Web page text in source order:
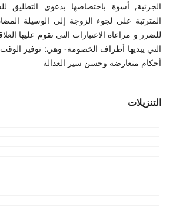
الجزئية, أسوة باختصاصها بدعوى التطليق
المترتبة على لجوء الزوجة إلى الوسيلة
للضرر و مراعاة الاعتبارات التي تقوم عليها
التي يبديها أطراف الخصومة- وهي: توفير
أحكام متعارضة وحسن سير العدالة
التنزيلات